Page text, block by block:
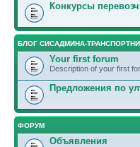
Конкурсы
БЛОГ СИСАДМИНА-
Your first forum
Description of your first
Предложения по
ФОРУМ
Объявления